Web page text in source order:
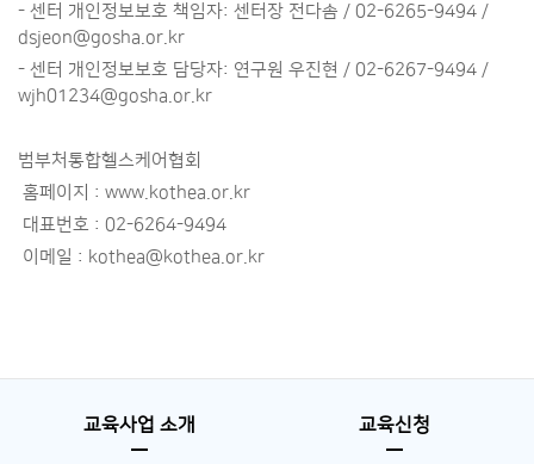
- 센터 개인정보보호 책임자: 센터장 전다솜 / 02-6265-9494 /
dsjeon@gosha.or.kr
- 센터 개인정보보호 담당자: 연구원 우진현 / 02-6267-9494 /
wjh01234@gosha.or.kr
범부처통합헬스케어협회
홈페이지 : www.kothea.or.kr
대표번호 : 02-6264-9494
이메일 : kothea@kothea.or.kr
교육사업 소개 교육신청